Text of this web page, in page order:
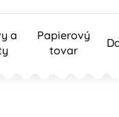
a
Papierový
tovar